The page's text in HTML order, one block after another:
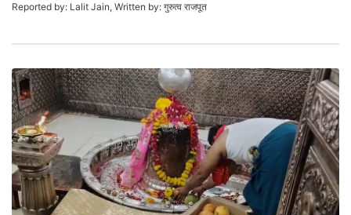
Reported by: Lalit Jain, Written by: गुरुत्व राजपूत